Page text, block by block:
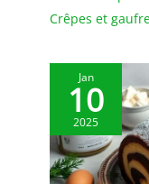
Crêpes et
Jan
10
2025